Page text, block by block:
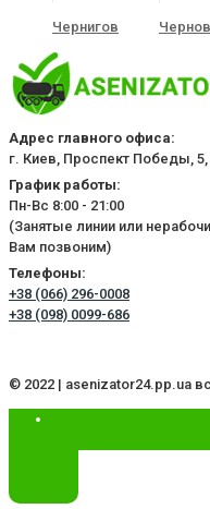
Чернигов
Адрес главного офиса:
г. Киев, Проспект Победы, 5,
График работы:
Пн-Вс 8:00 - 21:00
(Занятые линии или
Вам позвоним)
Телефоны:
+38 (066) 296-0008
+38 (098) 0099-686
© 2022 | asenizator24.pp.ua